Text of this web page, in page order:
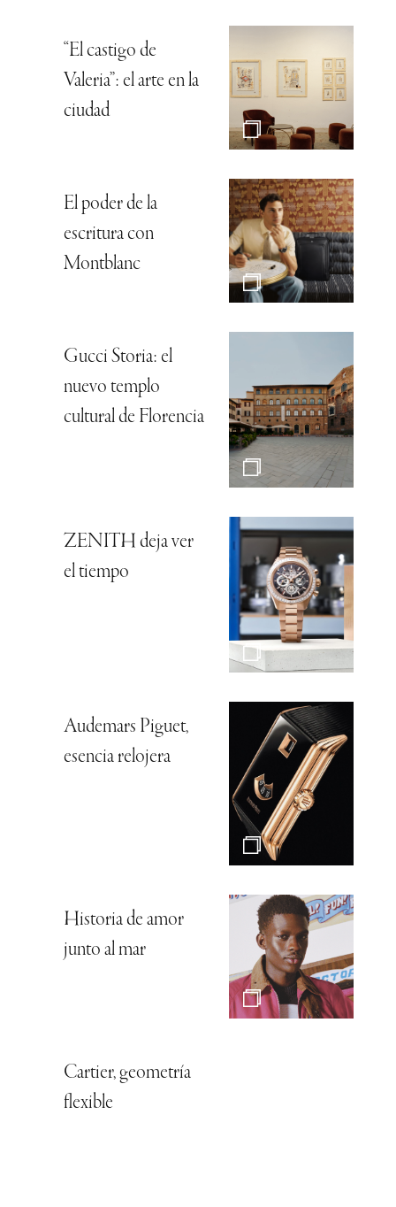
“El castigo de
Valeria”: el arte en la
ciudad
El poder de la
escritura con
Montblanc
Gucci Storia: el
nuevo templo
cultural de Florencia
ZENITH deja ver
el tiempo
Audemars Piguet,
esencia relojera
Historia de amor
junto al mar
Cartier, geometría
flexible